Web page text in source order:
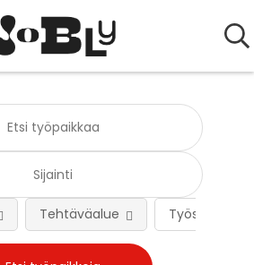
Työsuhteen
Tehtäväalue